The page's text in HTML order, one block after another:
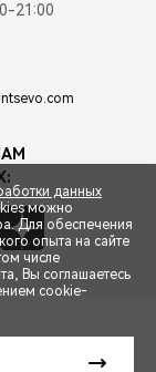
21:00
данных
можно
Для обеспечения
опыта на сайте
числе
Вы соглашаетесь
cookie-